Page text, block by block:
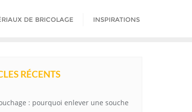
DE BRICOLAGE INSPIRATIONS
RÉCENTS
: pourquoi enlever une souche